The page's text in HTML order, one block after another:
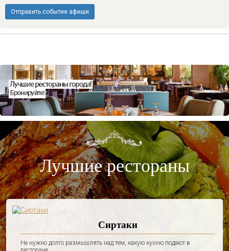
Отправить событие афиши
Лучшие рестораны
Сиртаки
Не нужно долго размышлять над тем, какую кухню подают в